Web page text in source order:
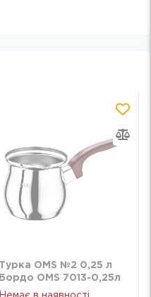
Турка OMS №2 0,25 л
Бордо OMS 7013-0,25л